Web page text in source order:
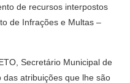
de recursos interpostos
de Infrações e Multas –
Secretário Municipal de
atribuições que lhe são